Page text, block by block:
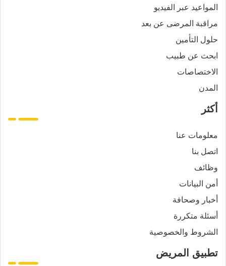
المواعيد عبر الفيديو
مراقبة المرضى عن بعد
حلول التأمين
ابحث عن طبيب
الاختصاصات
المدن
أكثر
معلومات عنا
اتصل بنا
وظائف
أمن البيانات
أخبار وصحافة
أسئلة متكررة
الشروط والخصوصية
تطبيق المريض